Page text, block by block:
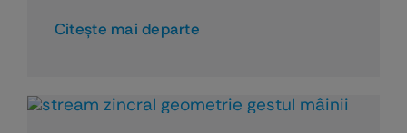
Citeşte mai departe